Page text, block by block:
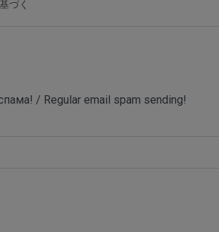
づく
/ Regular email spam sending!